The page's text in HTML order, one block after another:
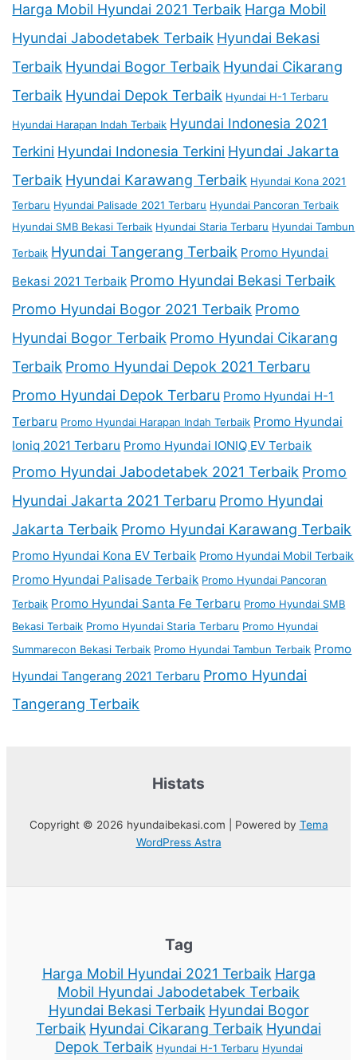
Harga Mobil Hyundai 2021 Terbaik Harga Mobil
Hyundai Jabodetabek Terbaik Hyundai Bekasi
Terbaik Hyundai Bogor Terbaik Hyundai Cikarang
Terbaik Hyundai Depok Terbaik Hyundai H-1 Terbaru
Hyundai Harapan Indah Terbaik Hyundai Indonesia 2021
Terkini Hyundai Indonesia Terkini Hyundai Jakarta
Terbaik Hyundai Karawang Terbaik Hyundai Kona 2021
Terbaru Hyundai Palisade 2021 Terbaru Hyundai Pancoran Terbaik
Hyundai SMB Bekasi Terbaik Hyundai Staria Terbaru Hyundai Tambun
Terbaik Hyundai Tangerang Terbaik Promo Hyundai
Bekasi 2021 Terbaik Promo Hyundai Bekasi Terbaik
Promo Hyundai Bogor 2021 Terbaik Promo
Hyundai Bogor Terbaik Promo Hyundai Cikarang
Terbaik Promo Hyundai Depok 2021 Terbaru
Promo Hyundai Depok Terbaru Promo Hyundai H-1
Terbaru Promo Hyundai Harapan Indah Terbaik Promo Hyundai
Ioniq 2021 Terbaru Promo Hyundai IONIQ EV Terbaik
Promo Hyundai Jabodetabek 2021 Terbaik Promo
Hyundai Jakarta 2021 Terbaru Promo Hyundai
Jakarta Terbaik Promo Hyundai Karawang Terbaik
Promo Hyundai Kona EV Terbaik Promo Hyundai Mobil Terbaik
Promo Hyundai Palisade Terbaik Promo Hyundai Pancoran
Terbaik Promo Hyundai Santa Fe Terbaru Promo Hyundai SMB
Bekasi Terbaik Promo Hyundai Staria Terbaru Promo Hyundai
Summarecon Bekasi Terbaik Promo Hyundai Tambun Terbaik Promo
Hyundai Tangerang 2021 Terbaru Promo Hyundai
Tangerang Terbaik
Histats
Copyright © 2026 hyundaibekasi.com | Powered by Tema
WordPress Astra
Tag
Harga Mobil Hyundai 2021 Terbaik Harga
Mobil Hyundai Jabodetabek Terbaik
Hyundai Bekasi Terbaik Hyundai Bogor
Terbaik Hyundai Cikarang Terbaik Hyundai
Depok Terbaik Hyundai H-1 Terbaru Hyundai